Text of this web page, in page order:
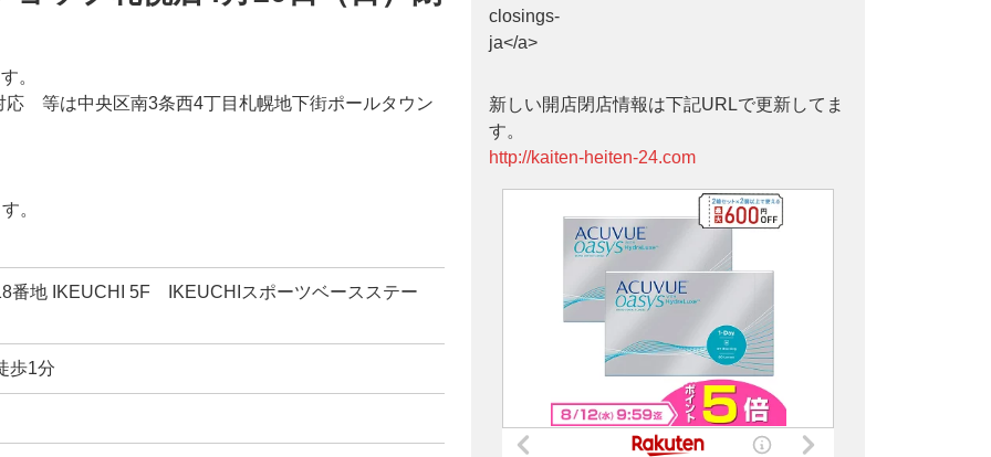
。
応 等は中央区南3条西4丁目札幌地下街ポールタウン
。
番地 IKEUCHI 5F IKEUCHIスポーツベースステー
歩1分
closings-
ja</a>
新しい開店閉店情報は下記URLで更新してま
す。
http://kaiten-heiten-24.com